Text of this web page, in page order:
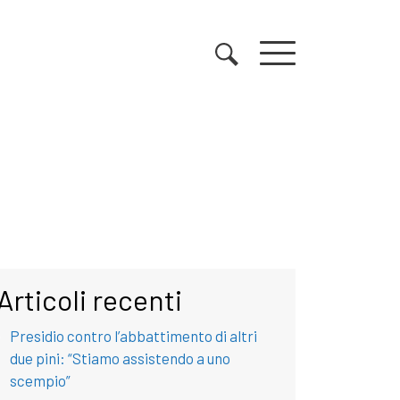
recenti
Presidio contro l’abbattimento di altri
due pini: “Stiamo assistendo a uno
scempio”